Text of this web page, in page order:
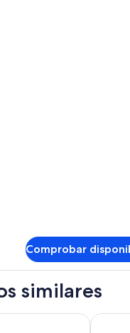
Comprobar
similares
acogedora en Valencia